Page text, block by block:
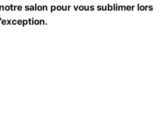
salon pour vous sublimer lors